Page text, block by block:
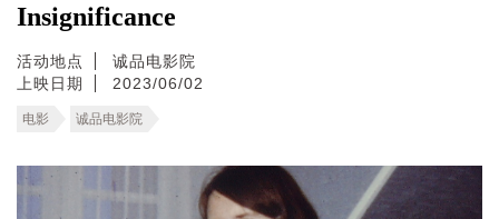
Insignificance
活动地点
诚品电影院
上映日期
2023/06/02
电影 诚品电影院